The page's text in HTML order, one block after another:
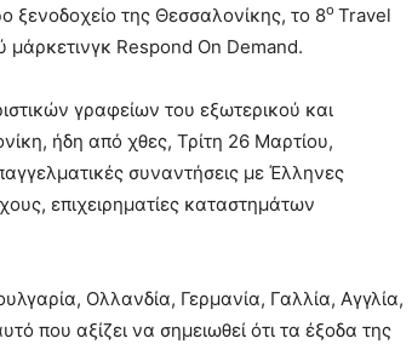
ξενοδοχείο της Θεσσαλονίκης, το 8ο Travel
μάρκετινγκ Respond On Demand.
γραφείων του εξωτερικού και
ήδη από χθες, Τρίτη 26 Μαρτίου,
συναντήσεις με Έλληνες
επιχειρηματίες καταστημάτων
Ολλανδία, Γερμανία, Γαλλία, Αγγλία,
που αξίζει να σημειωθεί ότι τα έξοδα της